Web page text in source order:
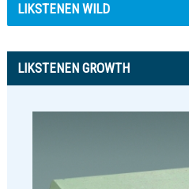
LIKSTENEN WILD
LIKSTENEN GROWTH